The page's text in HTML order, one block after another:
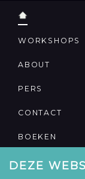
WORKSHOPS
ABOUT
PERS
CONTACT
BOEKEN
DEZE